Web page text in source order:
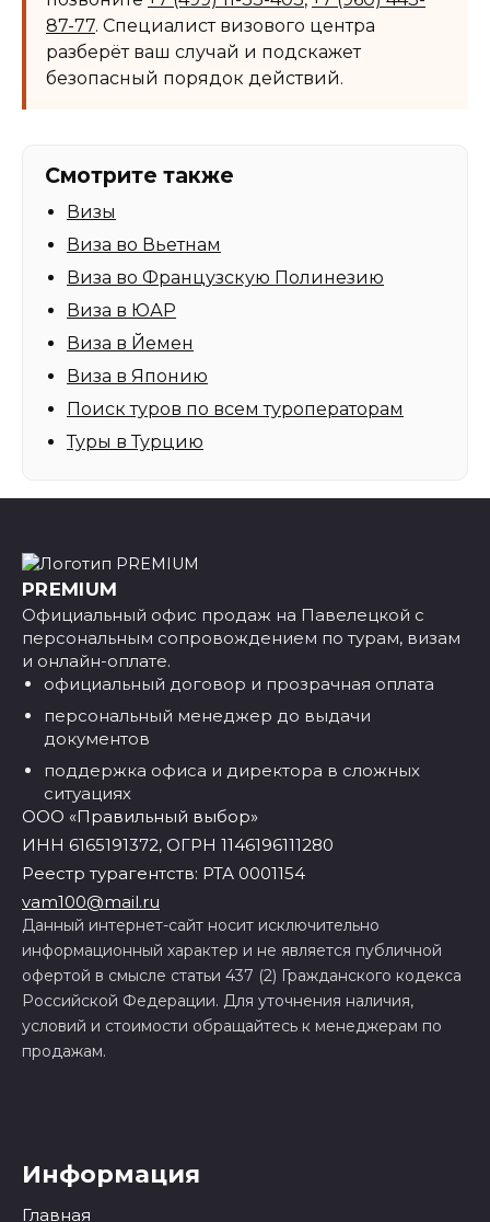
87-77. Специалист визового центра
разберёт ваш случай и подскажет
безопасный порядок действий.
Смотрите также
Визы
Виза во Вьетнам
Виза во Французскую Полинезию
Виза в ЮАР
Виза в Йемен
Виза в Японию
Поиск туров по всем туроператорам
Туры в Турцию
PREMIUM
Официальный офис продаж на Павелецкой с
персональным сопровождением по турам, визам
и онлайн-оплате.
официальный договор и прозрачная оплата
персональный менеджер до выдачи
документов
поддержка офиса и директора в сложных
ситуациях
ООО «Правильный выбор»
ИНН 6165191372, ОГРН 1146196111280
Реестр турагентств: РТА 0001154
vam100@mail.ru
Данный интернет-сайт носит исключительно
информационный характер и не является публичной
офертой в смысле статьи 437 (2) Гражданского кодекса
Российской Федерации. Для уточнения наличия,
условий и стоимости обращайтесь к менеджерам по
продажам.
Информация
Главная